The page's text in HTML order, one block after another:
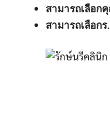
สามารถเลือก
สามารถเลือกร